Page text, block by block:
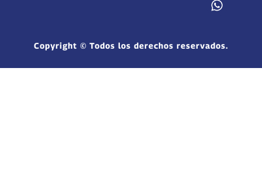
Copyright © Todos los derechos reservados.